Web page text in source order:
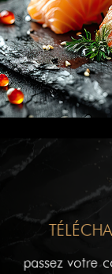
passez votre